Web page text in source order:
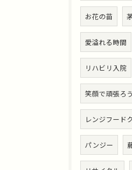
お花の苗
愛溢れる時間
リハビリ入院
笑顔で頑張ろう
レンジフード
パンジー